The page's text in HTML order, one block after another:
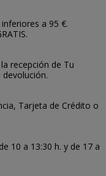
a 95 €.
recepción de Tu
Tarjeta de Crédito o
10 a 13:30 h. y de 17 a